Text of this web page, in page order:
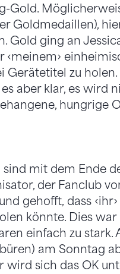
Gold.
Goldmedaillen),
Gold ging an
‹meinem›
zu holen.
aber klar, es wird
hungrige
mit dem Ende
der Fanclub
gehofft, dass
könnte. Dies
einfach zu stark.
am Sonntag
sich das OK